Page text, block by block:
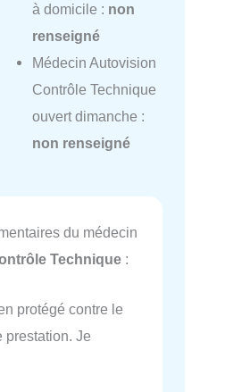
à domicile : non
renseigné
Médecin Autovision
Contrôle Technique
ouvert dimanche :
non renseigné
du médecin
Technique :
protégé contre le
prestation. Je